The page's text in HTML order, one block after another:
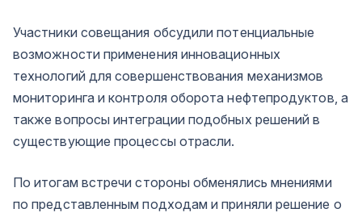
Участники совещания обсудили потенциальные
возможности применения инновационных
технологий для совершенствования механизмов
мониторинга и контроля оборота нефтепродуктов, а
также вопросы интеграции подобных решений в
существующие процессы отрасли.
По итогам встречи стороны обменялись мнениями
по представленным подходам и приняли решение о